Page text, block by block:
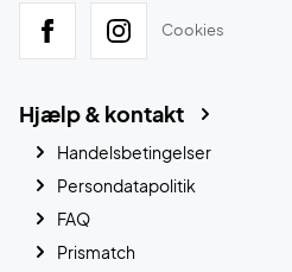
Cookies
Hjælp & kontakt
Handelsbetingelser
Persondatapolitik
FAQ
Prismatch